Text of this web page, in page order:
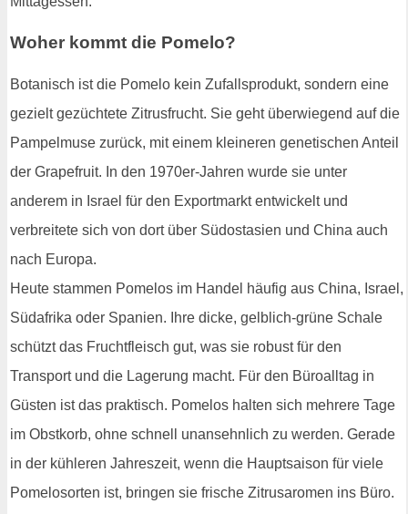
Woher kommt die Pomelo?
Botanisch ist die Pomelo kein Zufallsprodukt, sondern eine
gezielt gezüchtete Zitrusfrucht. Sie geht überwiegend auf die
Pampelmuse zurück, mit einem kleineren genetischen Anteil
der Grapefruit. In den 1970er-Jahren wurde sie unter
anderem in Israel für den Exportmarkt entwickelt und
verbreitete sich von dort über Südostasien und China auch
nach Europa.
Heute stammen Pomelos im Handel häufig aus China, Israel,
Südafrika oder Spanien. Ihre dicke, gelblich-grüne Schale
schützt das Fruchtfleisch gut, was sie robust für den
Transport und die Lagerung macht. Für den Büroalltag in
Güsten ist das praktisch. Pomelos halten sich mehrere Tage
im Obstkorb, ohne schnell unansehnlich zu werden. Gerade
in der kühleren Jahreszeit, wenn die Hauptsaison für viele
Pomelosorten ist, bringen sie frische Zitrusaromen ins Büro.